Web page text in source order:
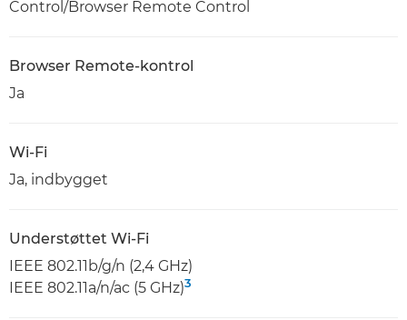
Control/Browser Remote Control
Browser Remote-kontrol
Ja
Wi-Fi
Ja, indbygget
Understøttet Wi-Fi
IEEE 802.11b/g/n (2,4 GHz)
IEEE 802.11a/n/ac (5 GHz)3